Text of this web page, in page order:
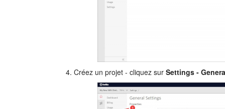
Créez un projet - cliquez sur Settings -